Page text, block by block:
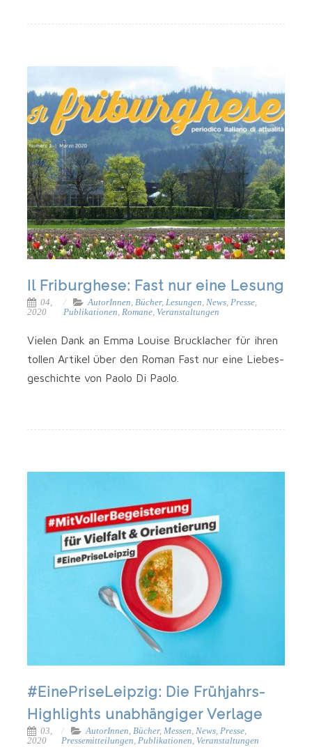
Il Friburghese: Fast nur eine Lesung
04,
2020
AutorInnen,Bücher,Lesungen,News,Presse,
Publikationen,Romane, Veranstaltungen
Vie­len Dank an Emma Loui­se Bruck­la­cher für ihren
tol­len Arti­kel über den Roman Fast nur eine Lie­bes­
ge­schich­te von Pao­lo Di Paolo.
#EinePriseLeipzig: Die Frühjahrs-
Highlights unabhängiger Verlage
03,
2020
AutorInnen Bücher, Messen News, Presse,
Pressemitteilungen Publikationen Veranstaltungen